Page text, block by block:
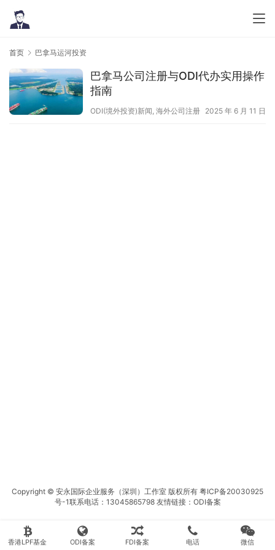
首页 巴拿马运河投资
巴拿马公司注册与ODI代办实用操作
指南
ODI(境外投资)新闻, 海外公司注册 2025 年 6 月 11 日
Copyright © 安永国际企业服务（深圳）工作室 版权所有 粤ICP备20030925
号-1联系电话：13045865798 友情链接： ODI备案
香港LPF基金 ODI备案 FDI备案 电话 微信